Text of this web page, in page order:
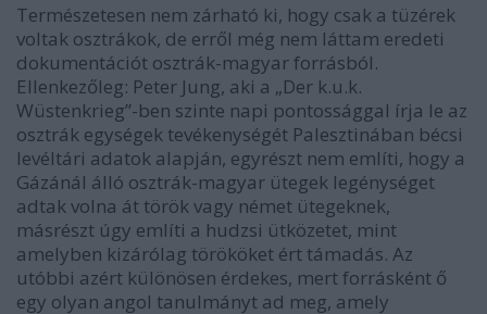
Természetesen nem zárható ki, hogy csak a tüzérek
voltak osztrákok, de erről még nem láttam eredeti
dokumentációt osztrák-magyar forrásból.
Ellenkezőleg: Peter Jung, aki a „Der k.u.k.
Wüstenkrieg”-ben szinte napi pontossággal írja le az
osztrák egységek tevékenységét Palesztinában bécsi
levéltári adatok alapján, egyrészt nem említi, hogy a
Gázánál álló osztrák-magyar ütegek legénységet
adtak volna át török vagy német ütegeknek,
másrészt úgy említi a hudzsi ütközetet, mint
amelyben kizárólag törököket ért támadás. Az
utóbbi azért különösen érdekes, mert forrásként ő
egy olyan angol tanulmányt ad meg, amely